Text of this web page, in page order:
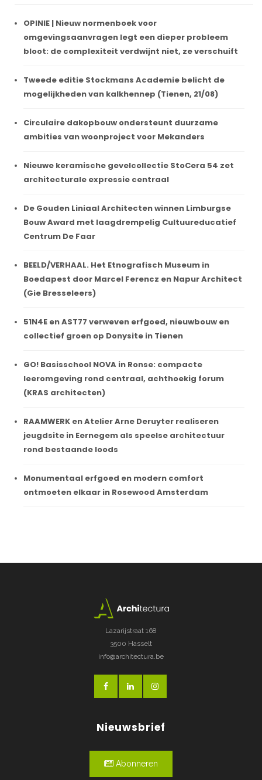
OPINIE | Nieuw normenboek voor
omgevingsaanvragen legt een dieper probleem
bloot: de complexiteit verdwijnt niet, ze verschuift
Tweede editie Stockmans Academie belicht de
mogelijkheden van kalkhennep (Tienen, 21/08)
Circulaire dakopbouw ondersteunt duurzame
ambities van woonproject voor Mekanders
Nieuwe keramische gevelcollectie StoCera 54 zet
architecturale expressie centraal
De Gouden Liniaal Architecten winnen Limburgse
Bouw Award met laagdrempelig Cultuureducatief
Centrum De Faar
BEELD/VERHAAL. Het Etnografisch Museum in
Boedapest door Marcel Ferencz en Napur Architect
(Gie Bresseleers)
51N4E en AST77 verweven erfgoed, nieuwbouw en
collectief groen op Donysite in Tienen
GO! Basisschool NOVA in Ronse: compacte
leeromgeving rond centraal, achthoekig forum
(KRAS architecten)
RAAMWERK en Atelier Arne Deruyter realiseren
jeugdsite in Eernegem als speelse architectuur
rond bestaande loods
Monumentaal erfgoed en modern comfort
ontmoeten elkaar in Rosewood Amsterdam
Lazarijstraat 168
3500 Hasselt
info@architectura.be
Nieuwsbrief
Abonneren